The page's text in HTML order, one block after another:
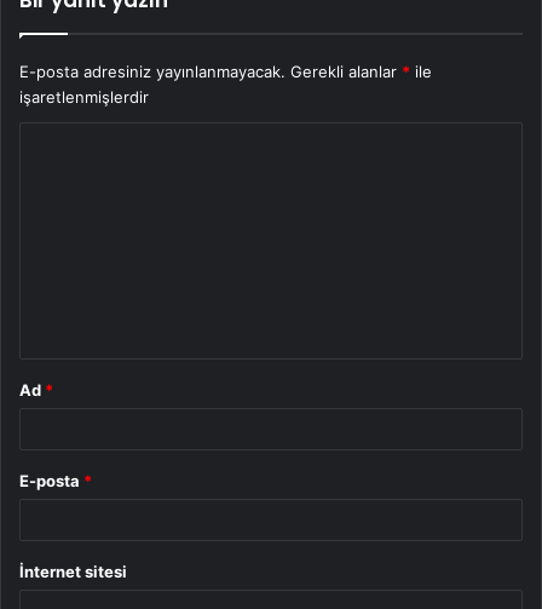
E-posta adresiniz yayınlanmayacak. Gerekli alanlar * ile
işaretlenmişlerdir
Ad *
E-posta *
İnternet sitesi